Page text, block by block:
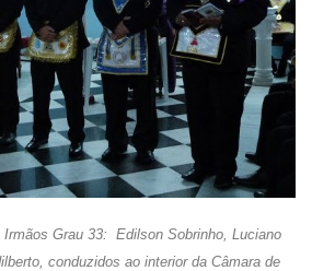
Grau 33: Edilson Sobrinho, Luciano
conduzidos ao interior da Câmara de